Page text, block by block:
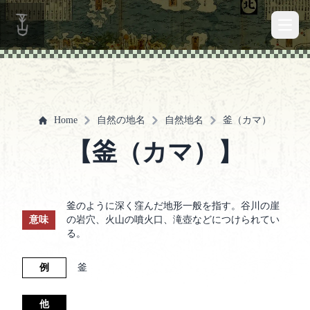
Home 自然の地名 自然地名 釜（カマ）
【釜（カマ）】
意味
釜のように深く窪んだ地形一般を指す。谷川の崖
の岩穴、火山の噴火口、滝壺などにつけられてい
る。
例 釜
他